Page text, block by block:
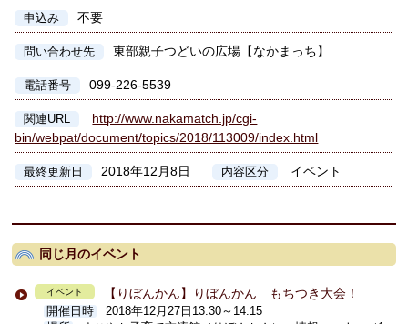
申込み 不要
問い合わせ先 東部親子つどいの広場【なかまっち】
電話番号 099-226-5539
関連URL
http://www.nakamatch.jp/cgi-
bin/webpat/document/topics/2018/113009/index.html
最終更新日 2018年12月8日 内容区分 イベント
同じ月のイベント
イベント 【りぼんかん】りぼんかん もちつき大会！
開催日時
2018年12月27日13:30～14:15